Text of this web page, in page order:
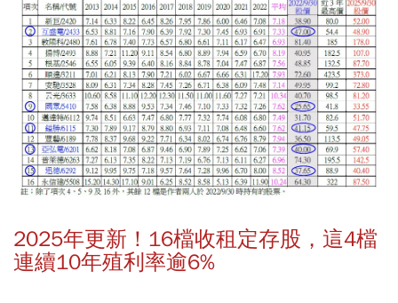
2025年更新！16檔收租定存股，這4檔
連續10年殖利率逾6%